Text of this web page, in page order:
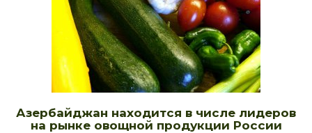
Азербайджан находится в числе лидеров
на рынке овощной продукции России